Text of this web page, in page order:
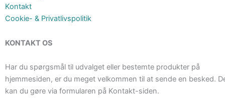
Kontakt
Cookie- & Privatlivspolitik
KONTAKT OS
Har du spørgsmål til udvalget eller bestemte produkter på
hjemmesiden, er du meget velkommen til at sende en besked.
kan du gøre via formularen på Kontakt-siden.